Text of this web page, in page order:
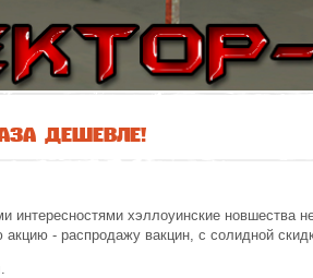
дешевле!
интересностями хэллоуинские новшества
- распродажу вакцин, с солидной
.